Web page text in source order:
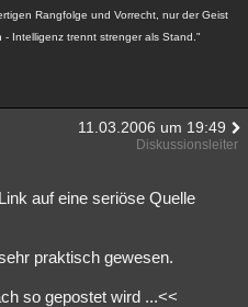
Rangfolge und Vorrecht, nur der Geist
- Intelligenz trennt strenger als Stand."
11.03.2006 um 19:49
Diskussionsleiter
auf eine seriöse Quelle
praktisch gewesen.
so gepostet wird ...<<